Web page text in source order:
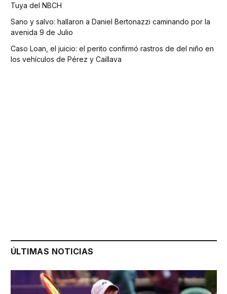
Tuya del NBCH
Sano y salvo: hallaron a Daniel Bertonazzi caminando por la
avenida 9 de Julio
Caso Loan, el juicio: el perito confirmó rastros de del niño en
los vehículos de Pérez y Caillava
ÚLTIMAS NOTICIAS